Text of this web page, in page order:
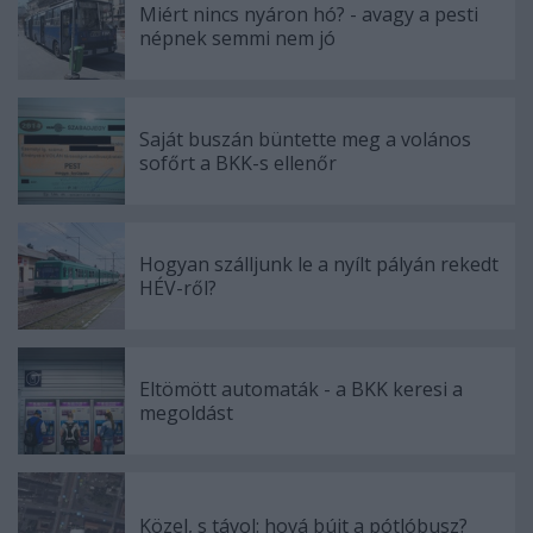
Miért nincs nyáron hó? - avagy a pesti
népnek semmi nem jó
Saját buszán büntette meg a volános
sofőrt a BKK-s ellenőr
Hogyan szálljunk le a nyílt pályán rekedt
HÉV-ről?
Eltömött automaták - a BKK keresi a
megoldást
Közel, s távol: hová bújt a pótlóbusz?